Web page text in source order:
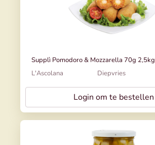
Supplì Pomodoro & Mozzarella 70g 2,5kg
L'Ascolana
Diepvries
Login om te bestellen